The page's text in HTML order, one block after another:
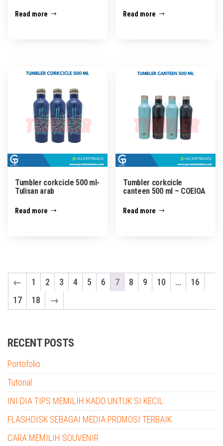
Read more Read more
Tumbler corkcicle 500 ml-
Tulisan arab
Read more
Tumbler corkcicle
canteen 500 ml – COEIOA
Read more
← 1 2 3 4 5 6 7 8 9 10 …
16
17
18 →
RECENT POSTS
Portofolio
Tutorial
INI DIA TIPS MEMILIH KADO UNTUK SI KECIL
FLASHDISK SEBAGAI MEDIA PROMOSI TERBAIK
CARA MEMILIH SOUVENIR